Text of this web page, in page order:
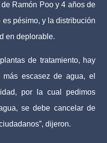
Ramón Poo y 4 años de
pésimo, y la distribución
en deplorable.
de tratamiento, hay
escasez de agua, el
por la cual pedimos
se debe cancelar de
dijeron.